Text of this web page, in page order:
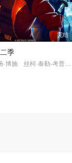
连姆·奥布赖恩 萨
完结
季
·博施 丝柯·泰勒-考